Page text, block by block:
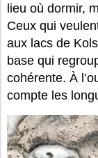
lieu où dormir,
Ceux qui
aux lacs de
base qui
cohérente. À
compte les